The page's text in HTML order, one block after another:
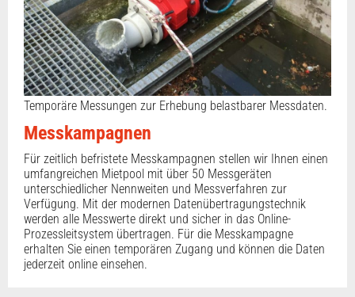
Temporäre Messungen zur Erhebung belastbarer Messdaten.
Messkampagnen
Für zeitlich befristete Messkampagnen stellen wir Ihnen einen
umfangreichen Mietpool mit über 50 Messgeräten
unterschiedlicher Nennweiten und Messverfahren zur
Verfügung. Mit der modernen Datenübertragungstechnik
werden alle Messwerte direkt und sicher in das Online-
Prozessleitsystem übertragen. Für die Messkampagne
erhalten Sie einen temporären Zugang und können die Daten
jederzeit online einsehen.